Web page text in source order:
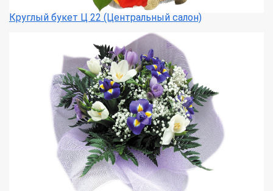
Круглый букет Ц 22 (Центральный салон)